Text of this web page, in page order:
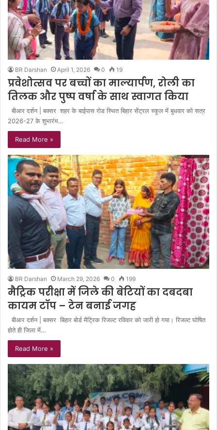
BR Darshan April 1, 2026 0 19
प्रवेशोत्सव पर बच्चों का माल्यार्पण, रोली का
तिलक और पुष्प वर्षा के साथ स्वागत किया
बीआर दर्शन | बक्सर शहर के बाईपास रोड स्थित बिहार सेंट्रल स्कूल में बुधवार को सत्र
2026-27 के शुभारंभ…
Read More »
BR Darshan March 29, 2026 0 199
मैट्रिक परीक्षा में जिले की बेटियों का दबदबा
कायम टाॅप – टेन बनाई जगह
बीआर दर्शन | बक्सर बिहार बोर्ड मैट्रिक रिजल्ट रविवार को जारी हो गया। रिजल्ट घोषित
होते ही जिला में…
Read More »